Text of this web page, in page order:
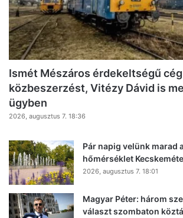
Ismét Mészáros érdekeltségű
közbeszerzést, Vitézy Dávid is
ügyben
2026, augusztus 7. 18:36
Pár napig velünk marad
hőmérséklet
2026, augusztus 7. 18:01
Magyar Péter: három
választ szombaton